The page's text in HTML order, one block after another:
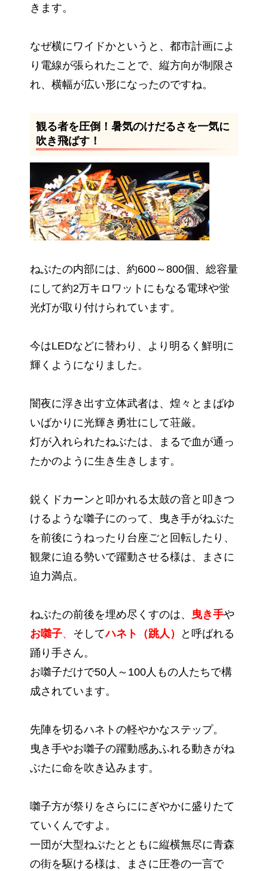
きます。
なぜ横にワイドかというと、都市計画によ
り電線が張られたことで、縦方向が制限さ
れ、横幅が広い形になったのですね。
観る者を圧倒！暑気のけだるさを一気に
吹き飛ばす！
ねぶたの内部には、約600～800個、総容量
にして約2万キロワットにもなる電球や蛍
光灯が取り付けられています。
今はLEDなどに替わり、より明るく鮮明に
輝くようになりました。
闇夜に浮き出す立体武者は、煌々とまばゆ
いばかりに光輝き勇壮にして荘厳。
灯が入れられたねぶたは、まるで血が通っ
たかのように生き生きします。
鋭くドカーンと叩かれる太鼓の音と叩きつ
けるような囃子にのって、曳き手がねぶた
を前後にうねったり台座ごと回転したり、
観衆に迫る勢いで躍動させる様は、まさに
迫力満点。
ねぶたの前後を埋め尽くすのは、曳き手や
お囃子、 そしてハネト（跳人）
と呼ばれる
踊り手さん。
お囃子だけで50人～100人もの人たちで構
成されています。
先陣を切るハネトの軽やかなステップ。
曳き手やお囃子の躍動感あふれる動きがね
ぶたに命を吹き込みます。
囃子方が祭りをさらににぎやかに盛りたて
ていくんですよ。
一団が大型ねぶたとともに縦横無尽に青森
の街を駆ける様は、まさに圧巻の一言で